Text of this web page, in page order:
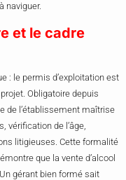
naviguer.
et le cadre
: le permis d’exploitation est
Obligatoire depuis
de l’établissement maîtrise
vérification de l’âge,
litigieuses. Cette formalité
que la vente d’alcool
gérant bien formé sait